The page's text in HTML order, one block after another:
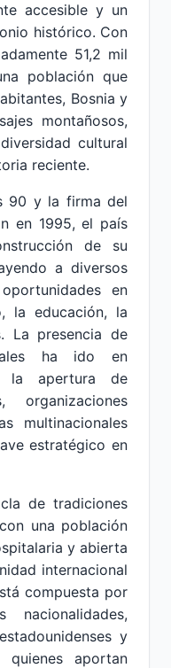
accesible y un
histórico. Con
51,2 mil
población que
Bosnia y
montañosos,
cultural
reciente.
90 y la firma del
en 1995, el país
de su
a diversos
en
la educación, la
La presencia de
ha ido en
la apertura de
organizaciones
multinacionales
estratégico en
de tradiciones
una población
y abierta
internacional
compuesta por
nacionalidades,
y
aportan